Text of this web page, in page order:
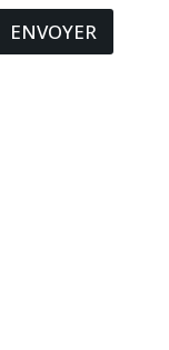
ENVOYER